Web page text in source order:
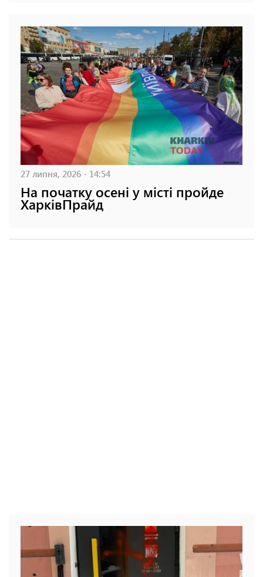
27 липня, 2026 - 14:54
На початку осені у місті пройде
ХарківПрайд